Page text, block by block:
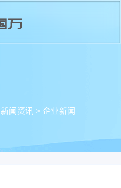
新闻资讯 > 企业新闻